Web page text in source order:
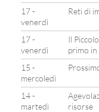
17 -
venerdì
Reti di
17 -
venerdì
Il
primo
15 -
mercoledì
14 -
martedì
risorse